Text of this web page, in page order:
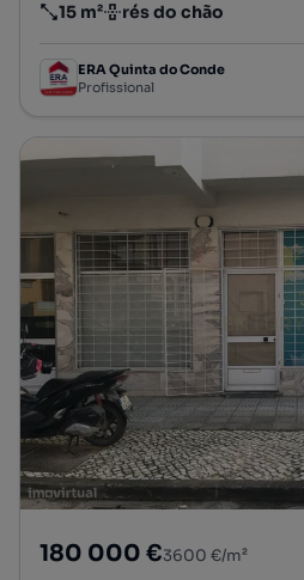
Preço por metro quadrado
15 m²
Andar rés do chão
ERA Quinta do Conde
Profissional
180 000 €3600 €/m²